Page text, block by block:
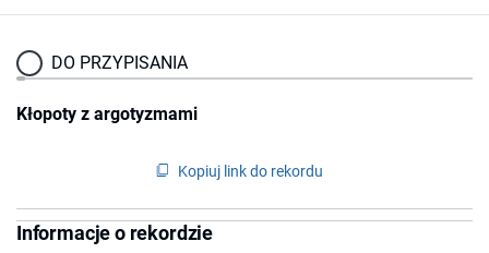
DO PRZYPISANIA
Kłopoty z argotyzmami
Kopiuj link do rekordu
Informacje o rekordzie